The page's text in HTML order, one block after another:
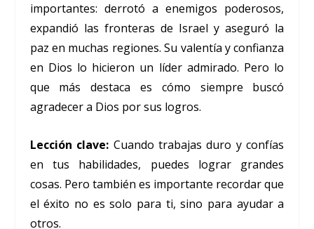
importantes: derrotó a enemigos poderosos,
expandió las fronteras de Israel y aseguró la
paz en muchas regiones. Su valentía y confianza
en Dios lo hicieron un líder admirado. Pero lo
que más destaca es cómo siempre buscó
agradecer a Dios por sus logros.
Lección clave: Cuando trabajas duro y confías
en tus habilidades, puedes lograr grandes
cosas. Pero también es importante recordar que
el éxito no es solo para ti, sino para ayudar a
otros.